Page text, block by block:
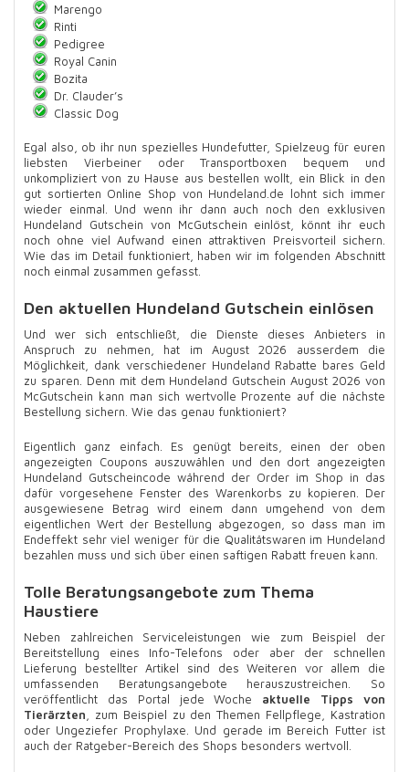
Marengo
Rinti
Pedigree
Royal Canin
Bozita
Dr. Clauder’s
Classic Dog
Egal also, ob ihr nun spezielles Hundefutter, Spielzeug für euren
liebsten Vierbeiner oder Transportboxen bequem und
unkompliziert von zu Hause aus bestellen wollt, ein Blick in den
gut sortierten Online Shop von Hundeland.de lohnt sich immer
wieder einmal. Und wenn ihr dann auch noch den exklusiven
Hundeland Gutschein von McGutschein einlöst, könnt ihr euch
noch ohne viel Aufwand einen attraktiven Preisvorteil sichern.
Wie das im Detail funktioniert, haben wir im folgenden Abschnitt
noch einmal zusammen gefasst.
Den aktuellen Hundeland Gutschein einlösen
Und wer sich entschließt, die Dienste dieses Anbieters in
Anspruch zu nehmen, hat im August 2026 ausserdem die
Möglichkeit, dank verschiedener Hundeland Rabatte bares Geld
zu sparen. Denn mit dem Hundeland Gutschein August 2026 von
McGutschein kann man sich wertvolle Prozente auf die nächste
Bestellung sichern. Wie das genau funktioniert?
Eigentlich ganz einfach. Es genügt bereits, einen der oben
angezeigten Coupons auszuwählen und den dort angezeigten
Hundeland Gutscheincode während der Order im Shop in das
dafür vorgesehene Fenster des Warenkorbs zu kopieren. Der
ausgewiesene Betrag wird einem dann umgehend von dem
eigentlichen Wert der Bestellung abgezogen, so dass man im
Endeffekt sehr viel weniger für die Qualitätswaren im Hundeland
bezahlen muss und sich über einen saftigen Rabatt freuen kann.
Tolle Beratungsangebote zum Thema
Haustiere
Neben zahlreichen Serviceleistungen wie zum Beispiel der
Bereitstellung eines Info-Telefons oder aber der schnellen
Lieferung bestellter Artikel sind des Weiteren vor allem die
umfassenden Beratungsangebote herauszustreichen. So
veröffentlicht das Portal jede Woche aktuelle Tipps von
Tierärzten , zum Beispiel zu den Themen Fellpflege, Kastration
oder Ungeziefer Prophylaxe. Und gerade im Bereich Futter ist
auch der Ratgeber-Bereich des Shops besonders wertvoll.